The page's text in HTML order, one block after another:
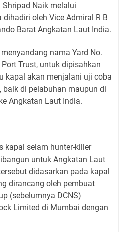
Shripad Naik melalui
dihadiri oleh Vice Admiral R B
Barat Angkatan Laut India.
nama Yard No.
Trust, untuk dipisahkan
kapal akan menjalani uji coba
baik di pelabuhan maupun di
Angkatan Laut India.
kapal selam hunter-killer
untuk Angkatan Laut
didasarkan pada kapal
dirancang oleh pembuat
(sebelumnya DCNS)
Limited di Mumbai dengan